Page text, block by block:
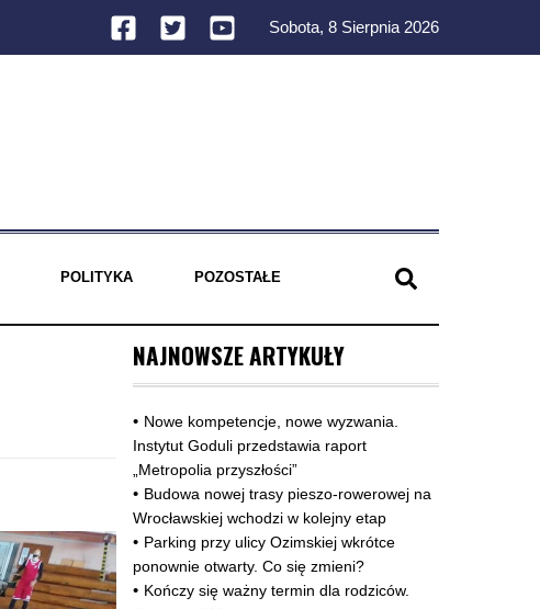
Sobota, 8 Sierpnia 2026
POLITYKA POZOSTAŁE
NAJNOWSZE ARTYKUŁY
Nowe kompetencje, nowe wyzwania.
Instytut Goduli przedstawia raport
„Metropolia przyszłości”
Budowa nowej trasy pieszo‑rowerowej na
Wrocławskiej wchodzi w kolejny etap
Parking przy ulicy Ozimskiej wkrótce
ponownie otwarty. Co się zmieni?
Kończy się ważny termin dla rodziców.